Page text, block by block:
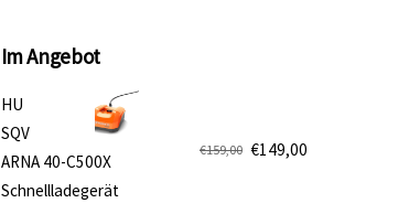
Im Angebot
HU
SQV
ARNA 40-C500X
Schnellladegerät
€159,00
Ursprünglicher
Preis
€149,00
Aktueller
Preis